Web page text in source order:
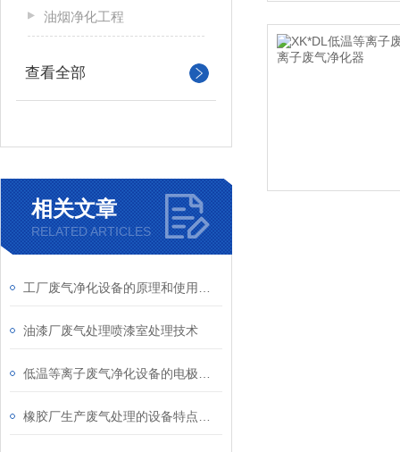
油烟净化工程
查看全部
相关文章
RELATED ARTICLES
油漆厂废气处理喷漆室处理技术